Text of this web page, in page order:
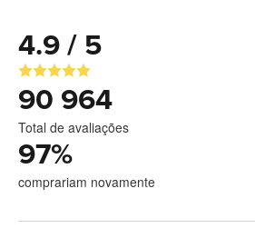
4.9 / 5
90 964
Total de avaliações
97%
comprariam novamente